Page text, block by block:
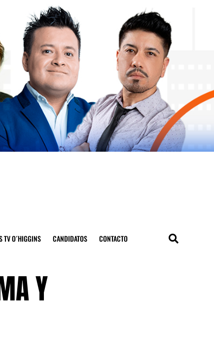
TV O´HIGGINS CANDIDATOS CONTACTO
Y